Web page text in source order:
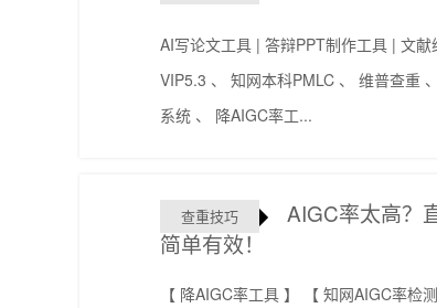
AI写论文工具 | 答辩PPT制作工具 | 文
VIP5.3 、 知网本科PMLC 、 维普查重
系统 、 降AIGC率工...
查重技巧
AIGC率太高？
简单有效！
【 降AIGC率工具 】 【 知网AIGC率检